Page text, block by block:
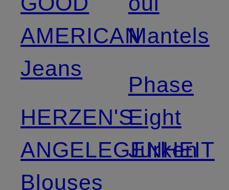
AMERICAN
Jeans
HERZEN'S
ANGELEGENHEIT
Blouses
Mantels
Phase
Eight
Jurken